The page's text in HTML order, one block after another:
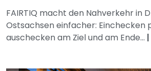
FAIRTIQ macht den Nahverkehr in
Ostsachsen einfacher: Einchecken
auschecken am Ziel und am Ende... |